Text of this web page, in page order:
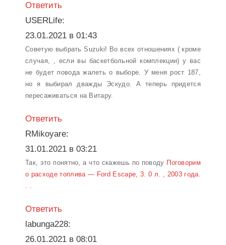
Ответить
USERLife:
23.01.2021 в 01:43
Советую выбрать Suzuki! Во всех отношениях ( кроме
случая, , если вы баскетбольной комплекции) у вас
не будет повода жалеть о выборе. У меня рост 187,
но я выбирал дважды Эскудо. А теперь придется
пересаживаться на Витару.
Ответить
RMikoyare:
31.01.2021 в 03:21
Так, это понятно, а что скажешь по поводу Поговорим
о расходе топлива — Ford Escape, 3. 0 л. , 2003 года.
. .
Ответить
labunga228:
26.01.2021 в 08:01